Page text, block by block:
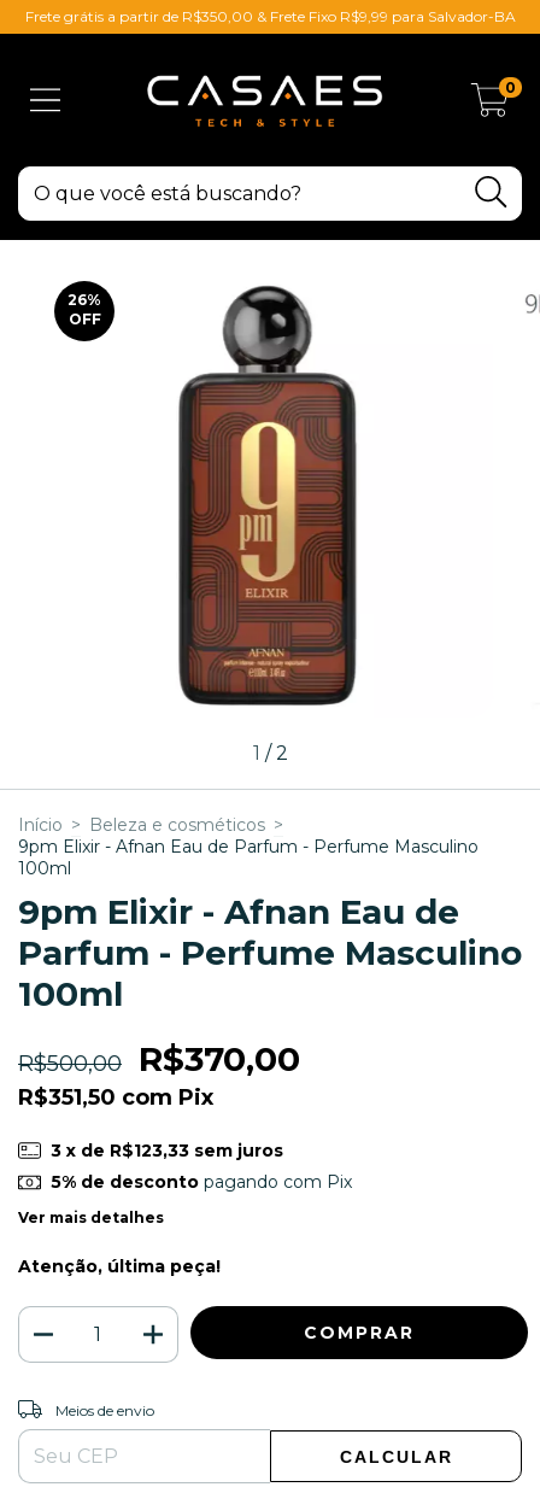
Frete grátis a partir de R$350,00 & Frete Fixo R$9,99 para Salvador-BA
0
26%
OFF
1 /2
Início > Beleza e cosméticos >
9pm Elixir - Afnan Eau de Parfum - Perfume Masculino
100ml
9pm Elixir - Afnan Eau de
Parfum - Perfume Masculino
100ml
R$500,00 R$370,00
R$351,50 com Pix
3 x de R$123,33 sem juros
5% de descontopagando com Pix
Ver mais detalhes
Atenção, última peça!
Entregas para o CEP:
Meios de envio
CALCULAR